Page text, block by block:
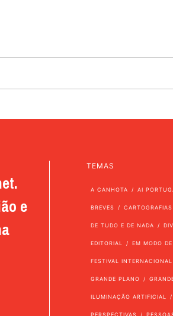
e
TEMAS
A CANHOTA AI
BREVES CARTOGRAFIAS
DE TUDO E DE NADA
EDITORIAL EM MODO
FESTIVAL
GRANDE PLANO
ILUMINAÇÃO ARTIFICIAL
PERSPECTIVAS